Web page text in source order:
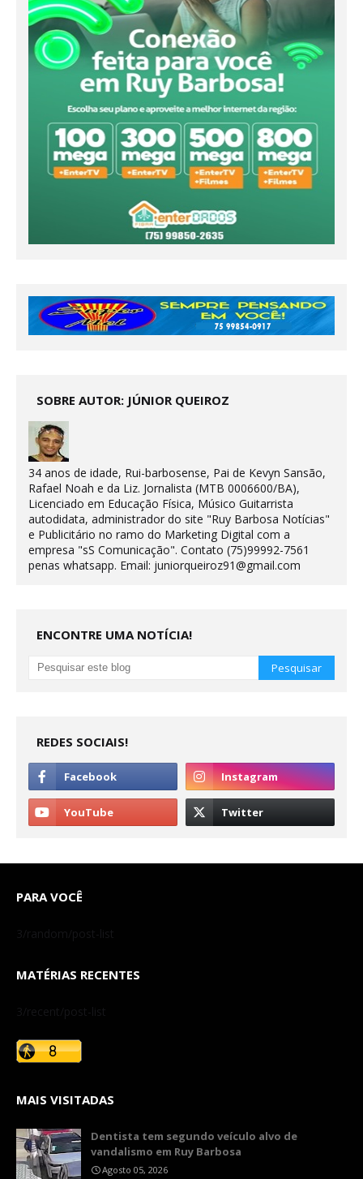
SOBRE AUTOR: JÚNIOR QUEIROZ
34 anos de idade, Rui-barbosense, Pai de Kevyn Sansão,
Rafael Noah e da Liz. Jornalista (MTB 0006600/BA),
Licenciado em Educação Física, Músico Guitarrista
autodidata, administrador do site "Ruy Barbosa Notícias"
e Publicitário no ramo do Marketing Digital com a
empresa "sS Comunicação". Contato (75)99992-7561
penas whatsapp. Email: juniorqueiroz91@gmail.com
ENCONTRE UMA NOTÍCIA!
REDES SOCIAIS!
PARA VOCÊ
3/random/post-list
MATÉRIAS RECENTES
3/recent/post-list
MAIS VISITADAS
Dentista tem segundo veículo alvo de
vandalismo em Ruy Barbosa
Agosto 05, 2026